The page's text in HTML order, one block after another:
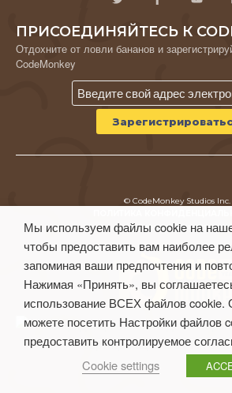
ПРИСОЕДИНЯЙТЕСЬ К
Отдохните от ловли бананов и
CodeMonkey
© CodeMonkey Studios Inc.
Условия использования
Мы используем файлы cookie на
чтобы предоставить вам наиболее
запоминая ваши предпочтения и
Нажимая «Принять», вы
использование ВСЕХ файлов cookie.
можете посетить Настройки файлов
предоставить контролируемое
Cookie settings